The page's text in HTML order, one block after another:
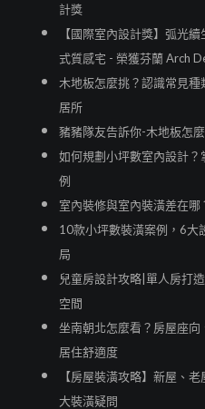
計獎
【國際室內設計獎】弧光
式質感宅 - 榮獲芬蘭 Arch
木地板怎麼挑？認識常見
居所
豬豬隊友告訴你-木地板怎
如何規劃小坪數室內設計
例
室內裝修與室內裝潢差在
10款小坪數裝潢案例，6大
局
兒童房設計攻略|單人房打
空間
坐南朝北怎麼看？房屋座
居住舒適度
【房屋裝潢攻略】新屋、
大裝潢疑問